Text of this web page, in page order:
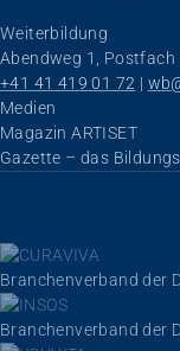
Weiterbildung
Abendweg 1, Postfach
+41 41 419 01 72 |
Navigation
Medien
Magazin ARTISET
Gazette – das
Branchenverband der
Branchenverband der